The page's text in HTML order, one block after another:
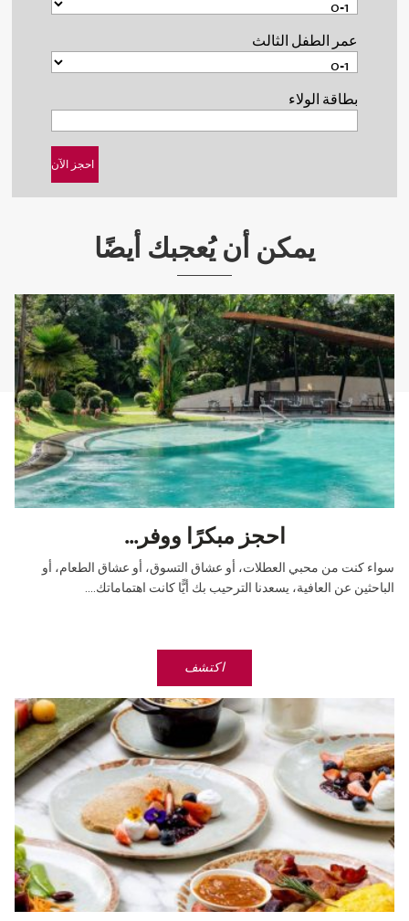
عمر الطفل الثالث
بطاقة الولاء
يمكن أن يُعجبك أيضًا
احجز مبكرًا ووفر...
سواء كنت من محبي العطلات، أو عشاق التسوق، أو عشاق الطعام، أو
الباحثين عن العافية، يسعدنا الترحيب بك أيًّا كانت اهتماماتك....
اكتشف